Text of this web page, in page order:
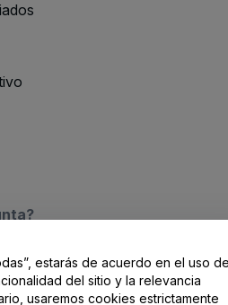
Contacto
estarás de acuerdo en el uso
del sitio y la relevancia
usaremos cookies estrictamente